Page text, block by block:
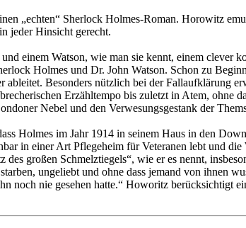
„echten“ Sherlock Holmes-Roman. Horowitz
jeder Hinsicht gerecht.
einem Watson, wie man sie kennt, einem clever
Holmes und Dr. John Watson. Schon zu
Besonders nützlich bei der Fallaufklärung
Erzähltempo bis zuletzt in Atem, ohne
Nebel und den Verwesungsgestank der
Holmes im Jahr 1914 in seinem Haus in den
in einer Art Pflegeheim für Veteranen lebt und die
großen Schmelztiegels“, wie er es nennt,
ungeliebt und ohne dass jemand von ihnen
noch nie gesehen hatte.“ Howoritz berücksichtigt